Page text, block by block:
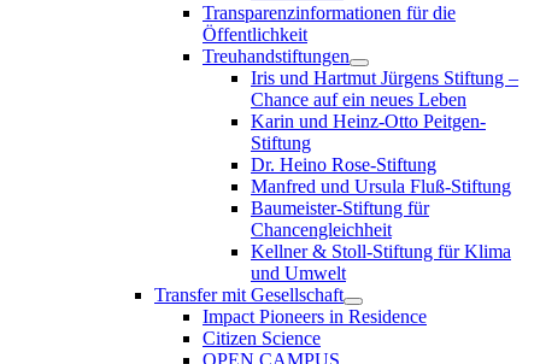
Transparenzinformationen für die
Öffentlichkeit
Treuhandstiftungen
Iris und Hartmut Jürgens Stiftung –
Chance auf ein neues Leben
Karin und Heinz-Otto Peitgen-
Stiftung
Dr. Heino Rose-Stiftung
Manfred und Ursula Fluß-Stiftung
Baumeister-Stiftung für
Chancengleichheit
Kellner & Stoll-Stiftung für Klima
und Umwelt
Transfer mit Gesellschaft
Impact Pioneers in Residence
Citizen Science
OPEN CAMPUS